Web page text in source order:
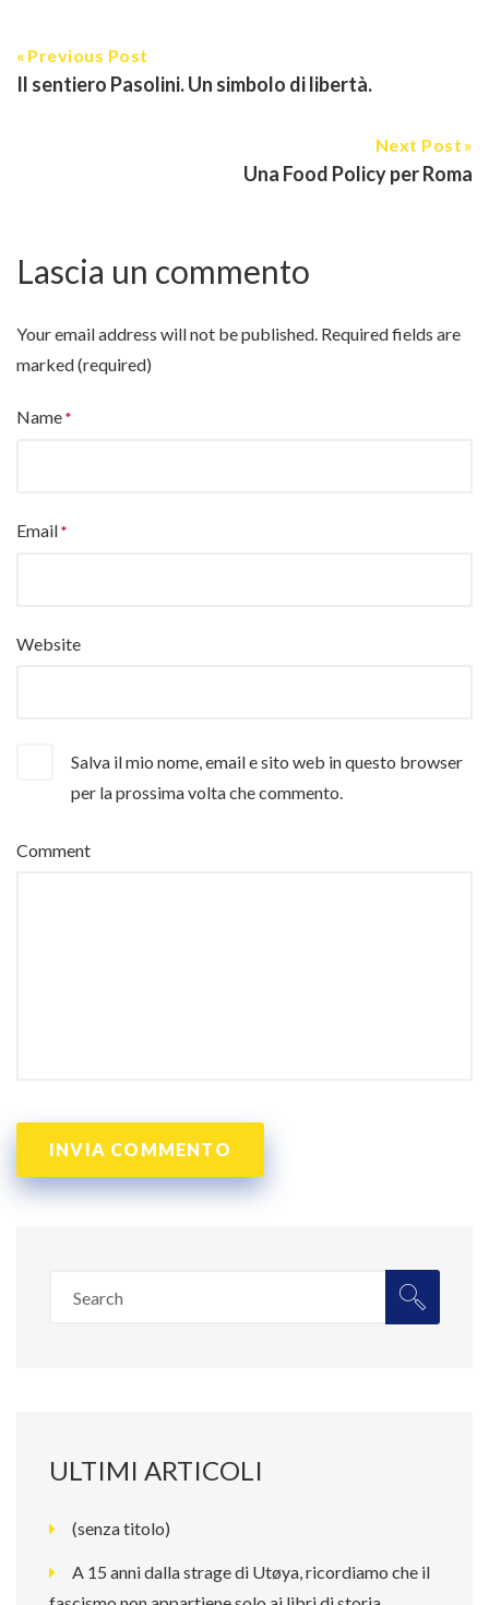
Previous Post
Il sentiero Pasolini. Un simbolo di libertà.
Next Post
Una Food Policy per Roma
Lascia un commento
Your email address will not be published. Required fields are
marked (required)
Name
Email
Website
Salva il mio nome, email e sito web in questo browser
per la prossima volta che commento.
Comment
ULTIMI ARTICOLI
(senza titolo)
A 15 anni dalla strage di Utøya, ricordiamo che il